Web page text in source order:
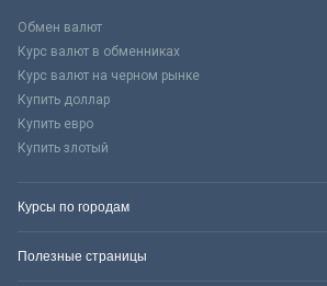
Обмен валют
Курс валют в обменниках
Курс валют на черном рынке
Купить доллар
Купить евро
Купить злотый
Курсы по городам
Полезные страницы